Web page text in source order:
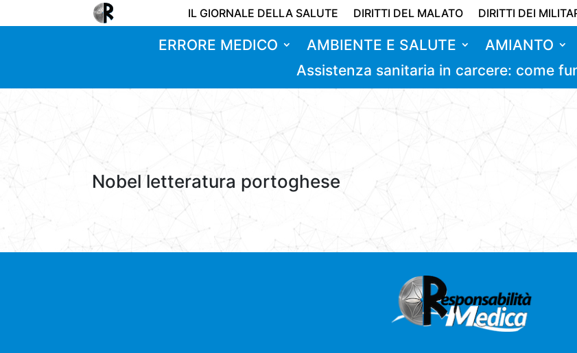
IL GIORNALE DELLA SALUTE DIRITTI DEL MALATO DIRITTI DEI
ERRORE MEDICO AMBIENTE E SALUTE AMIANTO
Assistenza sanitaria in carcere: come
Nobel letteratura portoghese